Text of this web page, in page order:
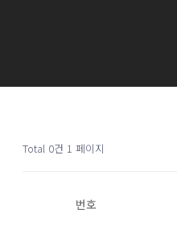
Total 0건 1 페이지
번호